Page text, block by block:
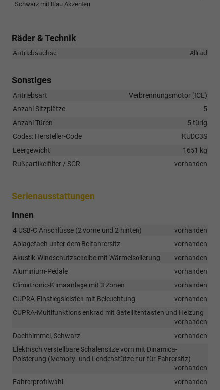
Schwarz mit Blau Akzenten
Räder & Technik
Antriebsachse Allrad
Sonstiges
Antriebsart
Verbrennungsmotor (ICE)
Anzahl Sitzplätze
5
Anzahl Türen
5-türig
Codes: Hersteller-Code
KUDC3S
Leergewicht
1651 kg
Rußpartikelfilter / SCR
vorhanden
Serienausstattungen
Innen
4 USB-C Anschlüsse (2 vorne und 2 hinten)
vorhanden
Ablagefach unter dem Beifahrersitz
vorhanden
Akustik-Windschutzscheibe mit Wärmeisolierung
vorhanden
Aluminium-Pedale
vorhanden
Climatronic-Klimaanlage mit 3 Zonen
vorhanden
CUPRA-Einstiegsleisten mit Beleuchtung
vorhanden
CUPRA-Multifunktionslenkrad mit Satellitentasten und Heizung
vorhanden
Dachhimmel, Schwarz
vorhanden
Elektrisch verstellbare Schalensitze vorn mit Dinamica-
Polsterung (Memory- und Lendenstütze nur für Fahrersitz)
vorhanden
Fahrerprofilwahl
vorhanden